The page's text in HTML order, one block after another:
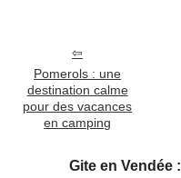
Pomerols : une
destination calme
pour des vacances
en camping
Gite en Vendée